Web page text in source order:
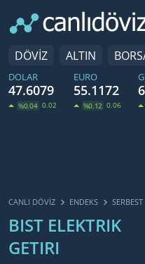
DÖVİZ ALTIN
DOLAR
47.6079
%0.04 0.02
EURO
55.1172
%0.12 0.06
CANLI DÖVİZ ENDEKS
BIST ELEKTRIK
GETIRI